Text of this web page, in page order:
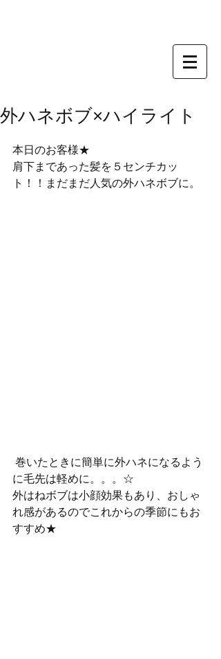
外ハネボブ×ハイライト
本日のお客様★
肩下まであった髪を５センチカッ
ト！！まだまだ人気の外ハネボブに。
に毛先は軽めに。。。☆
外はねボブは小顔効果もあり、おしゃ
れ感があるのでこれからの季節にもお
すすめ★